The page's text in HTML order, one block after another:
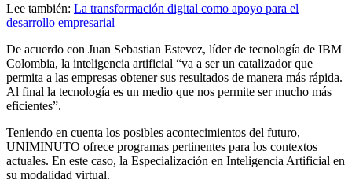
Lee también: La transformación digital como apoyo para el
desarrollo empresarial
De acuerdo con Juan Sebastian Estevez, líder de tecnología de IBM
Colombia, la inteligencia artificial “va a ser un catalizador que
permita a las empresas obtener sus resultados de manera más rápida.
Al final la tecnología es un medio que nos permite ser mucho más
eficientes”.
Teniendo en cuenta los posibles acontecimientos del futuro,
UNIMINUTO ofrece programas pertinentes para los contextos
actuales. En este caso, la Especialización en Inteligencia Artificial en
su modalidad virtual.